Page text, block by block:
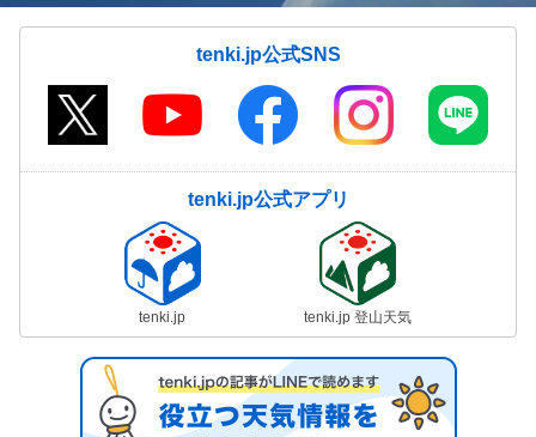
tenki.jp公式SNS
tenki.jp公式アプリ
tenki.jp tenki.jp 登山天気